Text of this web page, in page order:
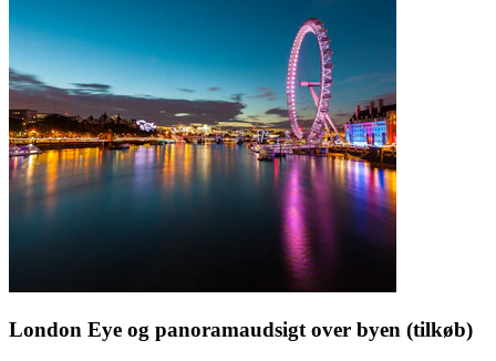
London Eye og panoramaudsigt over byen (tilkøb)